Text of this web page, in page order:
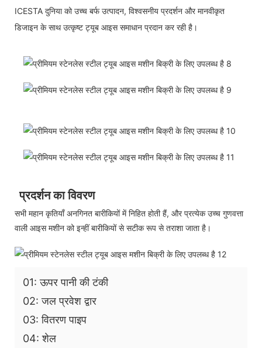
ICESTA दुनिया को उच्च बर्फ उत्पादन, विश्वसनीय प्रदर्शन और मानवीकृत
डिजाइन के साथ उत्कृष्ट ट्यूब आइस समाधान प्रदान कर रही है।
प्रदर्शन का विवरण
सभी महान कृतियाँ अनगिनत बारीकियों में निहित होती हैं, और प्रत्येक उच्च गुणवत्ता
वाली आइस मशीन को इन्हीं बारीकियों से सटीक रूप से तराशा जाता है।
01: ऊपर पानी की टंकी
02: जल प्रवेश द्वार
03: वितरण पाइप
04: शेल